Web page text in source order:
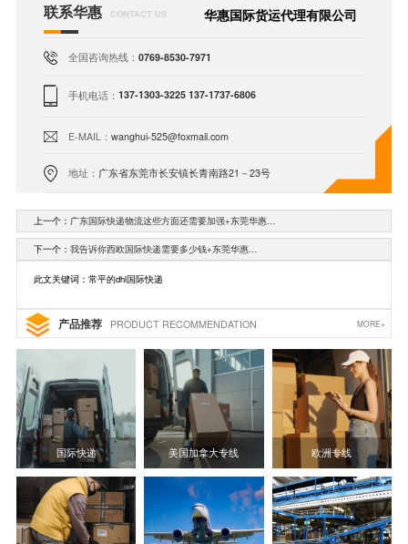
联系华惠 CONTACT US 华惠国际货运代理有限公司
全国咨询热线：0769-8530-7971
手机电话：137-1303-3225 137-1737-6806
E-MAIL：wanghui-525@foxmail.com
地址： 广东省东莞市长安镇长青南路21－23号
上一个： 广东国际快递物流这些方面还需要加强+东莞华惠…
下一个： 我告诉你西欧国际快递需要多少钱+东莞华惠…
此文关键词：常平的dhl国际快递
产品推荐 PRODUCT RECOMMENDATION MORE+
国际快递 美国加拿大专线 欧洲专线